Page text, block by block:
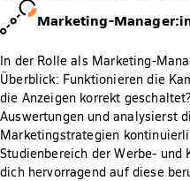
Marketing-
In der Rolle als Marketing-
Überblick: Funktionieren die
die Anzeigen korrekt
Auswertungen und analysierst
Marketingstrategien
Studienbereich der Werbe-
dich hervorragend auf diese